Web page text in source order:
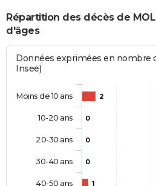
Répartition des décès de
d'âges
Données exprimées en nombre
Insee)
2
0
0
0
1
Moins de 10 ans
10-20 ans
20-30 ans
30-40 ans
40-50 ans